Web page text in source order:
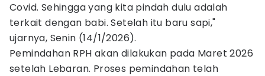
Covid. Sehingga yang kita pindah dulu adalah
terkait dengan babi. Setelah itu baru sapi,"
ujarnya, Senin (14/1/2026).
Pemindahan RPH akan dilakukan pada Maret 2026
setelah Lebaran. Proses pemindahan telah